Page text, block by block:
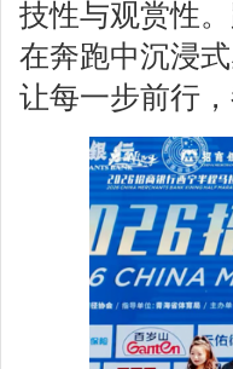
技性与观赏性
在奔跑中沉浸
让每一步前行